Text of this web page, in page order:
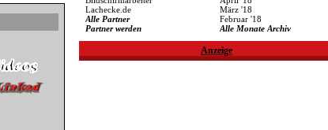
Lachecke.de
Alle Partner
Partner werden
März '18
Februar '18
Alle Monate Archiv
Anzeige